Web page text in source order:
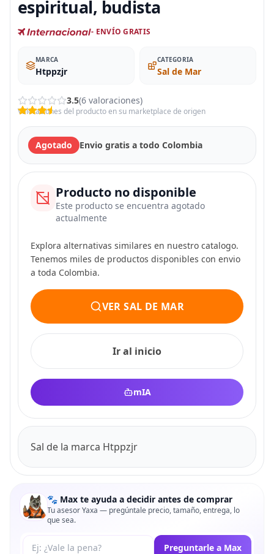
espiritual, budista
- ENVÍO GRATIS
MARCA
Htppzjr
CATEGORIA
Sal de Mar
3.5(6 valoraciones)
Valoraciones del producto en su marketplace de origen
Agotado Envio gratis a todo Colombia
Producto no disponible
Este producto se encuentra agotado
actualmente
Explora alternativas similares en nuestro catalogo.
Tenemos miles de productos disponibles con envio
a toda Colombia.
VER SAL DE MAR
Ir al inicio
mIA
Sal de la marca Htppzjr
🐾 Max te ayuda a decidir antes de comprar
Tu asesor Yaxa — pregúntale precio, tamaño, entrega, lo
que sea.
Tu pregunta a Max Preguntarle a Max